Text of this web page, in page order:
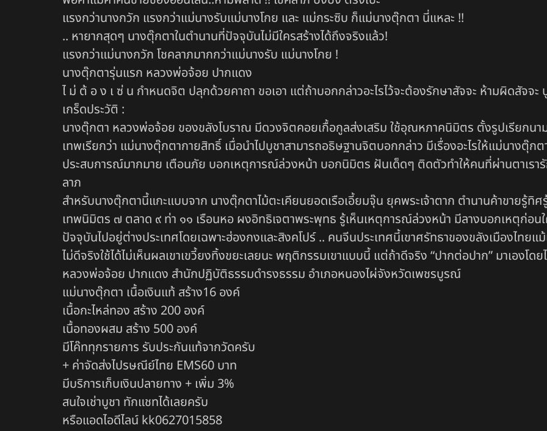
แรงกว่านางกวัก แรงกว่าแม่นางรับแม่นางโกย และ แม่กระซิบ ก็แม่นางตุ๊กตา นี่แหละ !!
.. หายากสุดๆ นางตุ๊กตาในตำนานที่ปัจจุบันไม่มีใครสร้างได้ถึงจริงแล้ว!
แรงกว่าแม่นางกวัก โชคลาภมากกว่าแม่นางรับ แม่นางโกย !
นางตุ๊กตารุ่นแรก หลวงพ่อจ้อย ปากแดง
ไ ม่ ต้ อ ง เ ซ่ น กำหนดจิต ปลุกด้วยคาถา ขอเอา แต่ถ้าบอกกล่าวอะไรไว้จะต้องรักษาสัจจะ ห้ามผิดสัจจะ
เกร็ดประวัติ :
นางตุ๊กตา หลวงพ่อจ้อย ของขลังโบราณ มีดวงจิตคอยเกื้อกูลส่งเสริม ใช้อุณหภาคนิมิตร ตั้งรูปเรียกน
เทพเรียกว่า แม่นางตุ๊กตากายสิทธิ์ เมื่อนำไปบูชาสามารถอธิษฐานจิตบอกกล่าว มีเรื่องอะไรให้แม่นางตุ๊ก
ประสบการณ์มากมาย เตือนภัย บอกเหตุการณ์ล่วงหน้า บอกนิมิตร ฝันเด็ดๆ ติดตัวทำให้คนที่ผ่านตาเรา
ลาภ
สำหรับนางตุ๊กตานี้แกะแบบจาก นางตุ๊กตาไม้ตะเคียนยอดเรือเอี้ยมจุ๊น ยุคพระเจ้าตาก ตำนานค้าขายรู้ทิ
เทพนิมิตร ๗ ตลาด ๙ ท่า ๑๑ เรือนหอ ผงอิทธิเจตาพระพุทธ รู้เห็นเหตุการณ์ล่วงหน้า มีลางบอกเหตุก่อน
ปัจจุบันไปอยู่ต่างประเทศโดยเฉพาะฮ่องกงและสิงคโปร์ .. คนจีนประเทศนี้เขาศรัทธาของขลังเมืองไท
ไม่ดีจริงใช้ได้ไม่เห็นผลเขาเขวี้ยงทิ้งขยะเลยนะ พฤติกรรมเขาแบบนี้ แต่ถ้าดีจริง “ปากต่อปาก” มาเองโด
หลวงพ่อจ้อย ปากแดง สำนักปฏิบัติธรรมดำรงธรรม อำเภอหนองไผ่จังหวัดเพชรบูรณ์
แม่นางตุ๊กตา เนื้อเงินแท้ สร้าง16 องค์
เนื้อกะไหล่ทอง สร้าง 200 องค์
เนื้อทองผสม สร้าง 500 องค์
มีโค๊ททุกรายการ รับประกันแท้จากวัดครับ
+ ค่าจัดส่งไปรษณีย์ไทย EMS60 บาท
มีบริการเก็บเงินปลายทาง + เพิ่ม 3%
สนใจเช่าบูชา ทักแชทได้เลยครับ
หรือแอดไอดีไลน์ kk0627015858